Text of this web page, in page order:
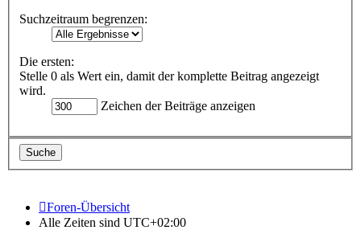
Suchzeitraum begrenzen:
Die ersten:
Stelle 0 als Wert ein, damit der komplette Beitrag angezeigt
wird.
Zeichen der Beiträge anzeigen
Foren-Übersicht
Alle Zeiten sind UTC+02:00